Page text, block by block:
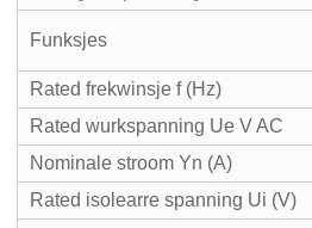
Funksjes
Rated frekwinsje f (Hz)
Rated wurkspanning Ue V AC
Nominale stroom Yn (A)
Rated isolearre spanning Ui (V)